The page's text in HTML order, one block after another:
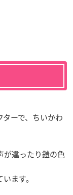
ーで、ちいかわ
が違ったり鎧の色
ます。